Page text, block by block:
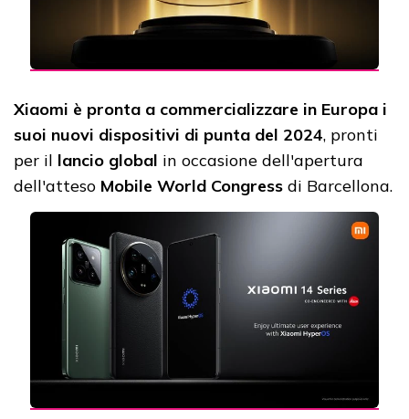
Xiaomi è pronta a commercializzare in Europa i
suoi nuovi dispositivi di punta del 2024, pronti
per il lancio global in occasione dell'apertura
dell'atteso Mobile World Congress di Barcellona.